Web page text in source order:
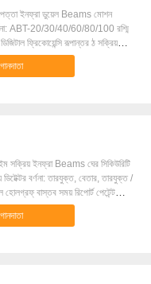
ইনফ্রা ডুয়েল Beams মোশন
যোগাযোগের সামর্থ্য DC30V / 0.5A
° C ~ 55 °
সক্রিয় ইনফ্রা Beams ঘের সিকিউরিটি
বেতার, তারযুক্ত /
বাস্তব সময় রিপোর্ট পেটেন্ট
চিপ, বাস্তব সনাক্ত এলার্ম প্রযুক্তির